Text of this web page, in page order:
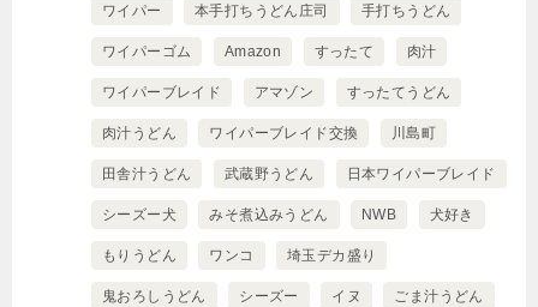
ワイパー 本手打ちうどん庄司 手打ちうどん
ワイパーゴム Amazon すったて 肉汁
ワイパーブレイド アマゾン すったてうどん
肉汁うどん ワイパーブレイド交換 川島町
田舎汁うどん 武蔵野うどん 日本ワイパーブレイド
シーズー犬 みそ煮込みうどん NWB 犬好き
もりうどん ワンコ 埼玉デカ盛り
鬼おろしうどん シーズー イヌ ごま汁うどん